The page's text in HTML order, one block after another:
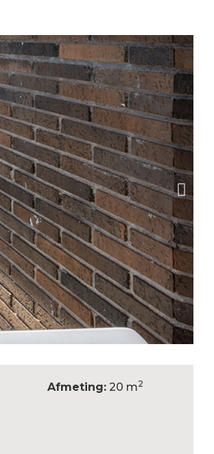
Afmeting: 20 m2